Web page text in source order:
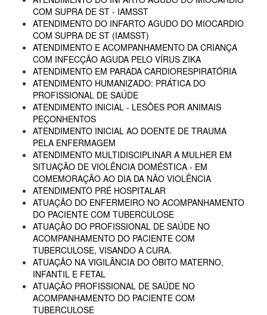
COM SUPRA DE ST - IAMSST
ATENDIMENTO DO INFARTO AGUDO DO MIOCARDIO
COM SUPRA DE ST (IAMSST)
ATENDIMENTO E ACOMPANHAMENTO DA CRIANÇA
COM INFECÇÃO AGUDA PELO VÍRUS ZIKA
ATENDIMENTO EM PARADA CARDIORESPIRATÓRIA
ATENDIMENTO HUMANIZADO: PRÁTICA DO
PROFISSIONAL DE SAÚDE
ATENDIMENTO INICIAL - LESÕES POR ANIMAIS
PEÇONHENTOS
ATENDIMENTO INICIAL AO DOENTE DE TRAUMA
PELA ENFERMAGEM
ATENDIMENTO MULTIDISCIPLINAR A MULHER EM
SITUAÇÃO DE VIOLÊNCIA DOMÉSTICA - EM
COMEMORAÇÃO AO DIA DA NÃO VIOLÊNCIA
ATENDIMENTO PRÉ HOSPITALAR
ATUAÇÃO DO ENFERMEIRO NO ACOMPANHAMENTO
DO PACIENTE COM TUBERCULOSE
ATUAÇÃO DO PROFISSIONAL DE SAÚDE NO
ACOMPANHAMENTO DO PACIENTE COM
TUBERCULOSE, VISANDO A CURA.
ATUAÇÃO NA VIGILÂNCIA DO ÓBITO MATERNO,
INFANTIL E FETAL
ATUAÇÃO PROFISSIONAL DE SAÚDE NO
ACOMPANHAMENTO DO PACIENTE COM
TUBERCULOSE